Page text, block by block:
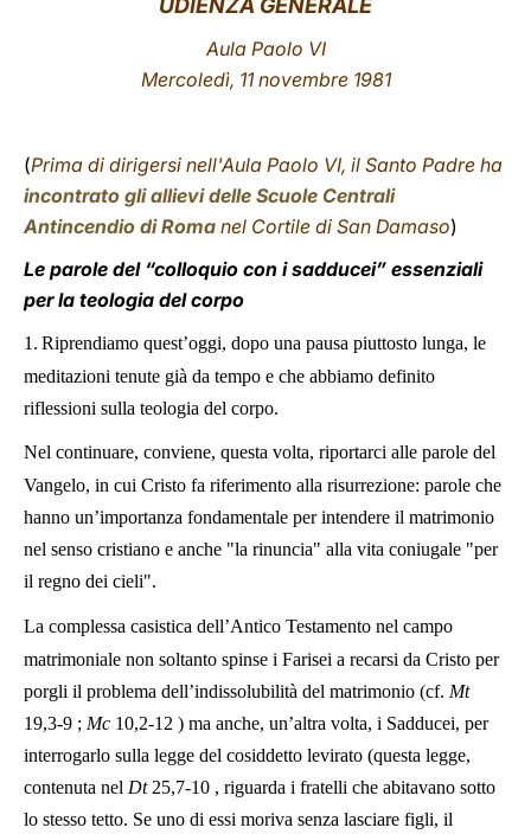
UDIENZA GENERALE
Aula Paolo VI
Mercoledì, 11 novembre 1981
(Prima di dirigersi nell'Aula Paolo VI, il Santo Padre ha
incontrato gli allievi delle Scuole Centrali
Antincendio di Roma nel Cortile di San Damaso)
Le parole del “colloquio con i sadducei” essenziali
per la teologia del corpo
1. Riprendiamo quest’oggi, dopo una pausa piuttosto lunga, le
meditazioni tenute già da tempo e che abbiamo definito
riflessioni sulla teologia del corpo.
Nel continuare, conviene, questa volta, riportarci alle parole del
Vangelo, in cui Cristo fa riferimento alla risurrezione: parole che
hanno un’importanza fondamentale per intendere il matrimonio
nel senso cristiano e anche "la rinuncia" alla vita coniugale "per
il regno dei cieli".
La complessa casistica dell’Antico Testamento nel campo
matrimoniale non soltanto spinse i Farisei a recarsi da Cristo per
porgli il problema dell’indissolubilità del matrimonio (cf. Mt
19,3-9 ; Mc 10,2-12 ) ma anche, un’altra volta, i Sadducei, per
interrogarlo sulla legge del cosiddetto levirato (questa legge,
contenuta nel Dt25,7-10 , riguarda i fratelli che abitavano sotto
lo stesso tetto. Se uno di essi moriva senza lasciare figli, il